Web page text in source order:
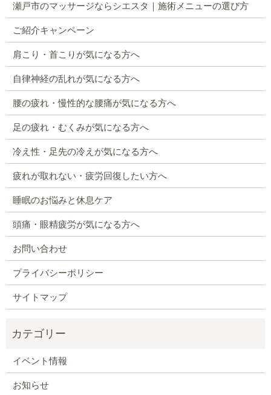
瀬戸市のマッサージならシエスタ｜施術メニューの選び方
ご紹介キャンペーン
肩こり・首こりが気になる方へ
自律神経の乱れが気になる方へ
腰の疲れ・慢性的な腰痛が気になる方へ
足の疲れ・むくみが気になる方へ
冷え性・足先の冷えが気になる方へ
疲れが取れない・疲労回復したい方へ
睡眠のお悩みと休息ケア
頭痛・眼精疲労が気になる方へ
お問い合わせ
プライバシーポリシー
サイトマップ
イベント情報
お知らせ